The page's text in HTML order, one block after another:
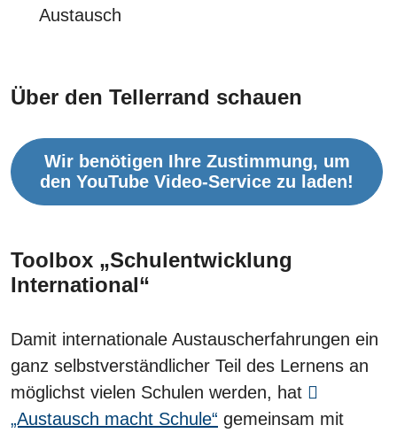
Austausch
Über den Tellerrand schauen
Wir benötigen Ihre Zustimmung, um
den YouTube Video-Service zu laden!
Toolbox „Schulentwicklung
International“
Damit internationale Austauscherfahrungen ein
ganz selbstverständlicher Teil des Lernens an
möglichst vielen Schulen werden, hat
„Austausch macht Schule“ gemeinsam mit